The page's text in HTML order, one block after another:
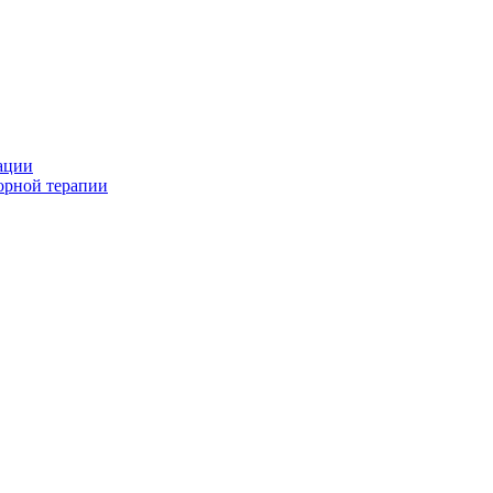
терапии